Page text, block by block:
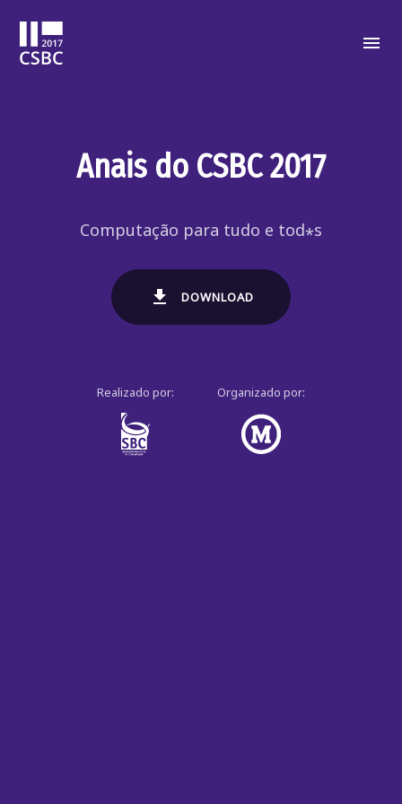
Anais do CSBC 2017
Computação para tudo e tod*s
DOWNLOAD
Realizado por: Organizado por: